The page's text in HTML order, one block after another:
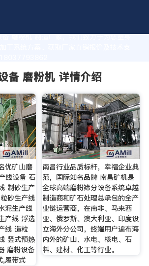
磨粉机 制造厂家，我们致力于为您量身
工系统方案。获取厂家直销报价及技术支
备 磨粉机 详情介绍
优矿山磨
线设备 石
制砂生产
砂生产线
泥生产线
产线 浮选
线 造粒
竖式预热
磨粉设备
,履带式
南昌行业品质标杆，幸福企业典
范，国际知名品牌 南昌矿机是
全球高端磨粉筛分设备系统卓越
制造商和矿石处理总承包的全产
业链运营商，在南非、马来西
亚、俄罗斯、澳大利亚、印度设
立海外分公司，终端用户遍布海
内外的矿山、水电、核电、石
料、建材、化工等行业。